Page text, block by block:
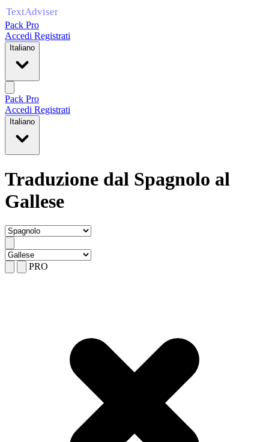
Pack Pro
Accedi Registrati
Italiano
Pack Pro
Accedi Registrati
Italiano
Traduzione dal Spagnolo al
Gallese
PRO